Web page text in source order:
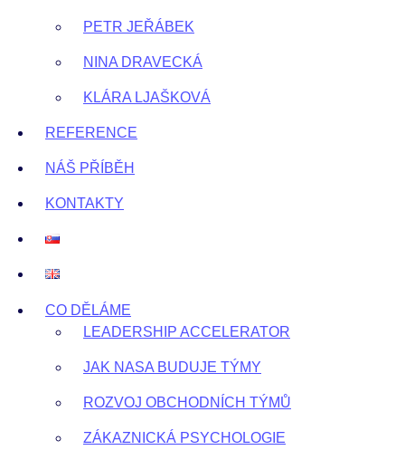
PETR JEŘÁBEK
NINA DRAVECKÁ
KLÁRA LJAŠKOVÁ
REFERENCE
NÁŠ PŘÍBĚH
KONTAKTY
CO DĚLÁME
LEADERSHIP ACCELERATOR
JAK NASA BUDUJE TÝMY
ROZVOJ OBCHODNÍCH TÝMŮ
ZÁKAZNICKÁ PSYCHOLOGIE